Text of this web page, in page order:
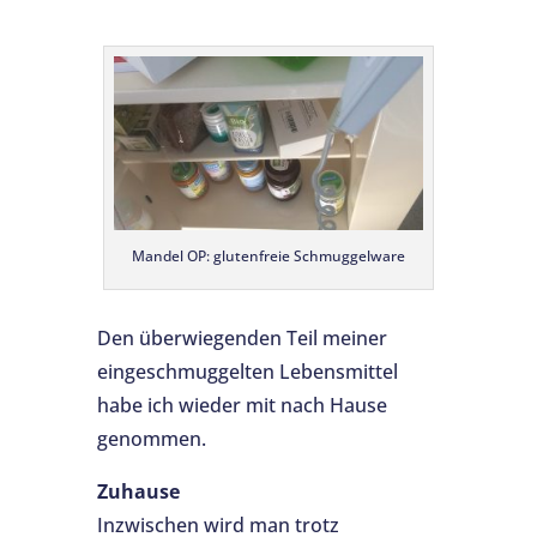
Mandel OP: glutenfreie Schmuggelware
Den überwiegenden Teil meiner
eingeschmuggelten Lebensmittel
habe ich wieder mit nach Hause
genommen.
Zuhause
Inzwischen wird man trotz